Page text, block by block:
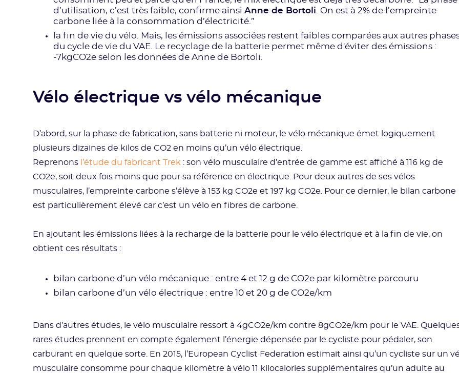
d’utilisation, c’est très faible, confirme ainsi Anne de Bortoli . On est à 2% de l’empreinte
carbone liée à la consommation d’électricité.”
la fin de vie du vélo. Mais, les émissions associées restent faibles comparées aux autres
du cycle de vie du VAE. Le recyclage de la batterie permet même d'éviter des émissions :
-7kgCO2e selon les données de Anne de Bortoli.
Vélo électrique vs vélo mécanique
D’abord, sur la phase de fabrication, sans batterie ni moteur, le vélo mécanique émet logiquement
plusieurs dizaines de kilos de CO2 en moins qu’un vélo électrique.
Reprenons l’étude du fabricant Trek : son vélo musculaire d’entrée de gamme est affiché à 116 kg de
CO2e, soit deux fois moins que pour sa référence en électrique. Pour deux autres de ses vélos
musculaires, l’empreinte carbone s’élève à 153 kg CO2e et 197 kg CO2e. Pour ce dernier, le bilan carbone
est particulièrement élevé car c’est un vélo en fibres de carbone.
En ajoutant les émissions liées à la recharge de la batterie pour le vélo électrique et à la fin de vie, on
obtient ces résultats :
bilan carbone d’un vélo mécanique : entre 4 et 12 g de CO2e par kilomètre parcouru
bilan carbone d’un vélo électrique : entre 10 et 20 g de CO2e/km
Dans d’autres études, le vélo musculaire ressort à 4gCO2e/km contre 8gCO2e/km pour le VAE.
rares études prennent en compte également l’énergie dépensée par le cycliste pour pédaler, son
carburant en quelque sorte. En 2015, l’European Cyclist Federation estimait ainsi qu’un cycliste sur un
musculaire consomme pour chaque kilomètre à vélo 11 kilocalories supplémentaires qu’un adulte au